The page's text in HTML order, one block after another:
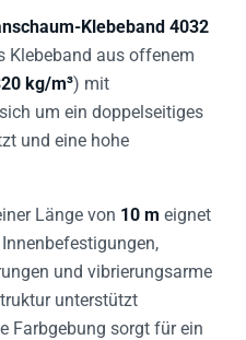
Klebeband 4032
Klebeband aus offenem
kg/m³) mit
um ein doppelseitiges
und eine hohe
Länge von 10 m eignet
und vibrierungsarme
unterstützt
Farbgebung sorgt für ein